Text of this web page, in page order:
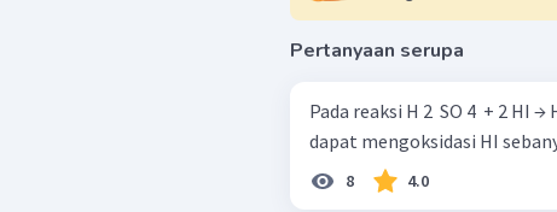
Pertanyaan serupa
Pada reaksi H 2 ​ SO 4 ​ + 2 HI
dapat mengoksidasi HI
8 4.0